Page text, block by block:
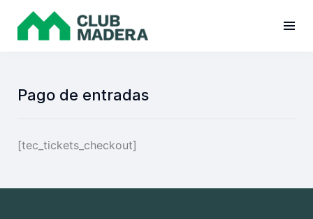
Pago de entradas
[tec_tickets_checkout]